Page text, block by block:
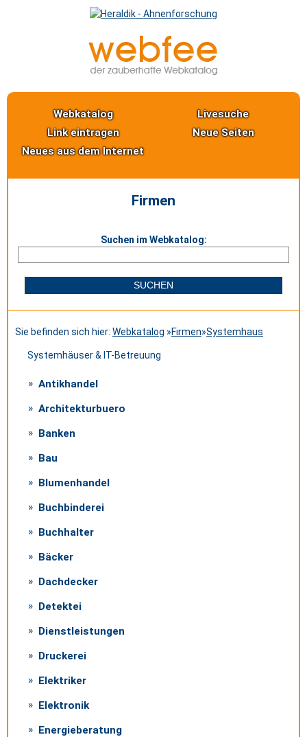
Webkatalog
Livesuche
Link eintragen
Neue Seiten
Neues aus dem Internet
Firmen
Suchen im Webkatalog:
Sie befinden sich hier: Webkatalog »Firmen»Systemhaus
Systemhäuser & IT-Betreuung
Antikhandel
Architekturbuero
Banken
Bau
Blumenhandel
Buchbinderei
Buchhalter
Bäcker
Dachdecker
Detektei
Dienstleistungen
Druckerei
Elektriker
Elektronik
Energieberatung